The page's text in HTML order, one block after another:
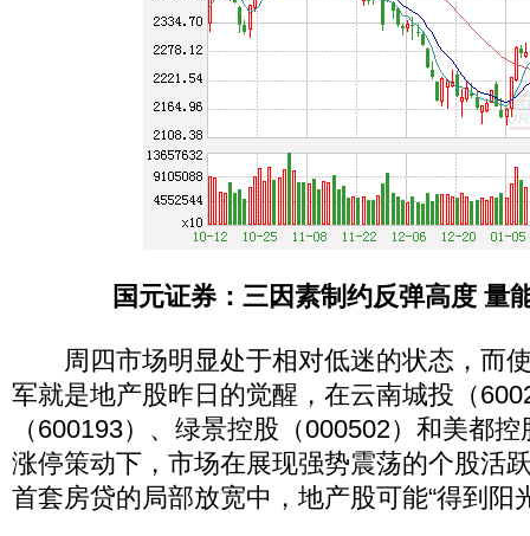
国元证券：三因素制约反弹高度 量
周四市场明显处于相对低迷的状态，而
军就是地产股昨日的觉醒，在云南城投（
（600193）、绿景控股（000502）和美都
涨停策动下，市场在展现强势震荡的个股活
首套房贷的局部放宽中，地产股可能“得到阳